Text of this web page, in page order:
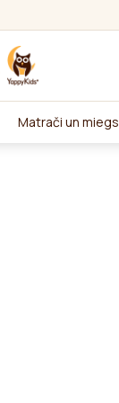
Matrači un miegs